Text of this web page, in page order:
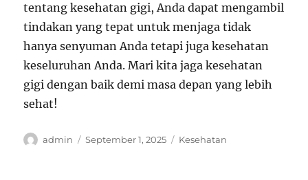
tentang kesehatan gigi, Anda dapat mengambil
tindakan yang tepat untuk menjaga tidak
hanya senyuman Anda tetapi juga kesehatan
keseluruhan Anda. Mari kita jaga kesehatan
gigi dengan baik demi masa depan yang lebih
sehat!
Author
admin
Posted
September 1, 2025 Categories
Kesehatan